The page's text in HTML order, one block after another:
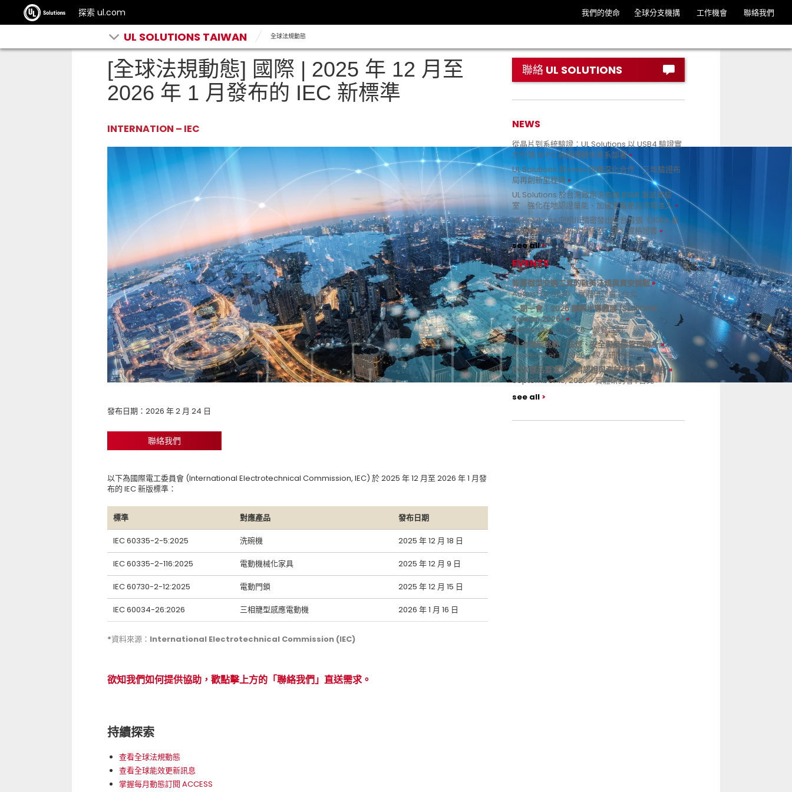
探索 ul.com 我們的使命 全球分支機搆 工作機會 聯絡我們
UL SOLUTIONS TAIWAN 全球法規動態
[全球法規動態] 國際 | 2025 年 12 月至
2026 年 1 月發布的 IEC 新標準
INTERNATION – IEC
發布日期：2026 年 2 月 24 日
聯絡我們
以下為國際電工委員會 (International Electrotechnical Commission, IEC) 於 2025 年 12 月至 2026 年 1 月發
布的 IEC 新版標準：
標準 對應產品 發布日期
IEC 60335-2-5:2025 洗碗機 2025 年 12 月 18 日
IEC 60335-2-116:2025 電動機械化家具 2025 年 12 月 9 日
IEC 60730-2-12:2025 電動門鎖 2025 年 12 月 15 日
IEC 60034-26:2026 三相籠型感應電動機 2026 年 1 月 16 日
*資料來源：International Electrotechnical Commission (IEC)
欲知我們如何提供協助，歡點擊上方的「聯絡我們」直送需求。
持續探索
查看全球法規動態
查看全球能效更新訊息
掌握每月動態訂閱 ACCESS
聯絡 UL SOLUTIONS
NEWS
從晶片到系統驗證：UL Solutions 以 USB4 驗證實
力引領 AI PC 高速傳輸生態系部署
UL Solutions 與 imos 持續深化合作 三年驗證布
局再創新里程碑
UL Solutions 於台灣啟用洗衣機 BSMI 測試實驗
室 強化在地認證量能、加速家電產品市場准入
UL Solutions 向松川精密發出全台首張《30kA 直
流短路電流見證測試實驗室計畫》資格證書
see all
EVENTS
智慧微型交通工具的歐美法規與資安挑戰
August 14, 2026 - 實體研討會 | 台北
一期一會！2026 國際半導體展 (SEMICON
Taiwan 2026)
September 2, 2026 - 展覽活動
AI 合規新挑戰：法規、安全與風險管理解析
September 3, 2026 - 線上研討會
PCB 樣品要求、材料認證與測試評估實務解析
September 15, 2026 - 實體研討會 | 台北
see all